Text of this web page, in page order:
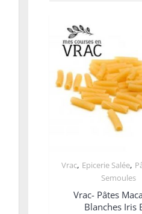
Vrac, Epicerie Salée,
Semoules
Vrac- Pâtes
Blanches Iris